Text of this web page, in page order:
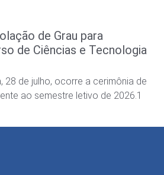
de Grau para
de Ciências e Tecnologia
28 de julho, ocorre a cerimônia de
ao semestre letivo de 2026.1